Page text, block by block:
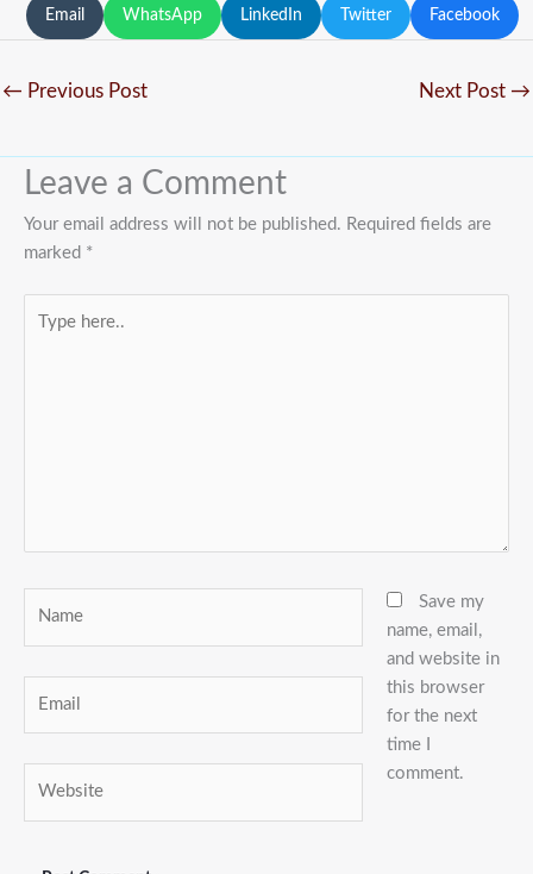
Facebook
Twitter
LinkedIn
WhatsApp
Email
← Previous Post Next Post →
Leave a Comment
Your email address will not be published. Required fields are
marked *
here..
Save my
name, email,
and website in
this browser
for the next
time I
comment.